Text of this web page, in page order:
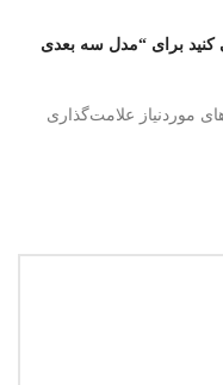
کنید برای “مدل سه بعدی
موردنیاز علامت‌گذاری